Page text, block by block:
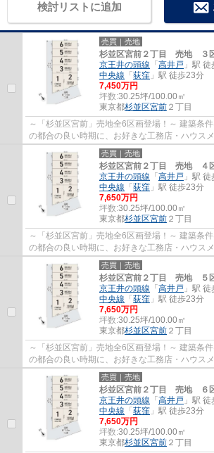
検討リストに追加
売買｜売地
杉並区宮前２丁目 売地 ３
京王井の頭線 「高井戸 」駅
中央線 「荻窪 」駅 徒歩23分
7,450万円
坪数:30.25坪/100.00㎡
東京都杉並区宮前 ２丁目
～「杉並区宮前」売地全6区画登場！～ 建築条件はございません。 お客様
の都合の良い時期に、お好きな工務店・ハウス
り自由な建物を建築して頂けます。 打合...
売買｜売地
杉並区宮前２丁目 売地 ４
京王井の頭線 「高井戸 」駅
中央線 「荻窪 」駅 徒歩23分
7,650万円
坪数:30.25坪/100.00㎡
東京都杉並区宮前 ２丁目
～「杉並区宮前」売地全6区画登場！～ 建築条件はございません。 お客様
の都合の良い時期に、お好きな工務店・ハウス
り自由な建物を建築して頂けます。 打合...
売買｜売地
杉並区宮前２丁目 売地 ５
京王井の頭線 「高井戸 」駅
中央線 「荻窪 」駅 徒歩23分
7,650万円
坪数:30.25坪/100.00㎡
東京都杉並区宮前 ２丁目
～「杉並区宮前」売地全6区画登場！～ 建築条件はございません。 お客様
の都合の良い時期に、お好きな工務店・ハウス
り自由な建物を建築して頂けます。 打合...
売買｜売地
杉並区宮前２丁目 売地 ６
京王井の頭線 「高井戸 」駅
中央線 「荻窪 」駅 徒歩23分
7,650万円
坪数:30.25坪/100.00㎡
東京都杉並区宮前 ２丁目